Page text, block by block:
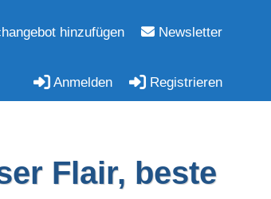
hinzufügen Newsletter
Anmelden Registrieren
Flair, beste